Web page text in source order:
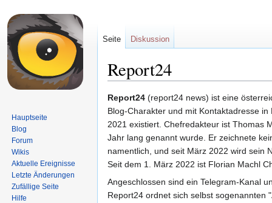
Report24
Zur
Navigation
springen
Zur
Suche
springen
Report24 (report24 news) ist eine
Blog-Charakter und mit Kontaktadresse in
2021 existiert. Chefredakteur ist Thomas
Jahr lang genannt wurde. Er zeichnete
namentlich, und seit März 2022 wird sein
Seit dem 1. März 2022 ist Florian Machl
Angeschlossen sind ein Telegram-Kanal
Report24 ordnet sich selbst sogenannten
Seite Diskussion
Hauptseite
Blog
Forum
Wikis
Aktuelle Ereignisse
Letzte Änderungen
Zufällige Seite
Hilfe